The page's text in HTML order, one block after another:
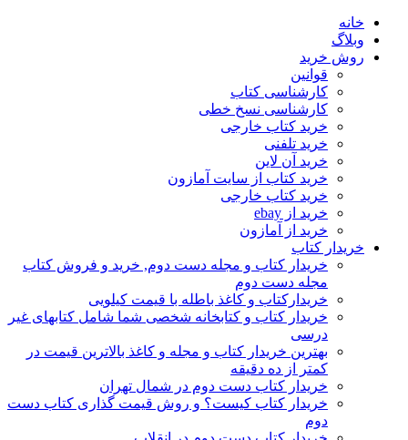
خانه
وبلاگ
روش خرید
قوانین
کارشناسی کتاب
کارشناسی نسخ خطی
خرید کتاب خارجی
خرید تلفنی
خرید آن لاین
خرید کتاب از سایت آمازون
خرید کتاب خارجی
خرید از ebay
خرید از آمازون
خریدار کتاب
خریدار کتاب و مجله دست دوم, خرید و فروش کتاب
مجله دست دوم
خریدارکتاب و کاغذ باطله با قیمت کیلویی
خریدار کتاب و کتابخانه شخصی شما شامل کتابهای غیر
درسی
بهترین خریدار کتاب و مجله و کاغذ بالاترین قیمت در
کمتر از ده دقیقه
خریدار کتاب دست دوم در شمال تهران
خریدار کتاب کیست؟ و روش قیمت گذاری کتاب دست
دوم